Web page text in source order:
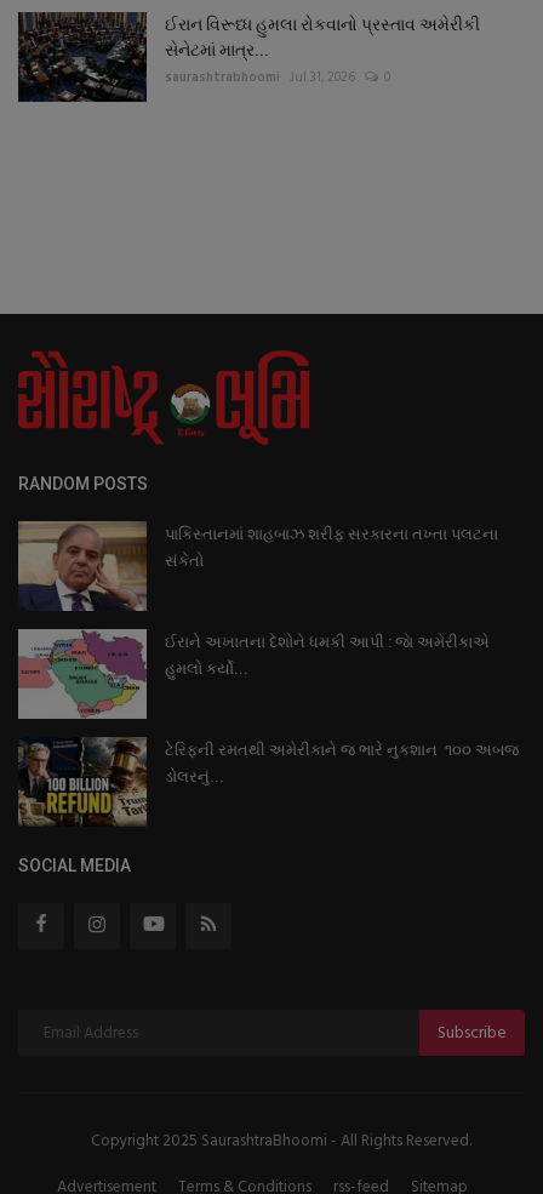
ઈરાન વિરૂધ્ધ હુમલા રોકવાનો પ્રસ્તાવ અમેરીકી
સેનેટમાં માત્ર...
saurashtrabhoomi Jul 31, 2026 0
RANDOM POSTS
પાકિસ્તાનમાં શાહબાઝ શરીફ સરકારના તખ્તા પલટના
સંકેતો
ઈરાને અખાતના દેશોને ધમકી આપી : જાે અમેરીકાએ
હુમલો કર્યો...
ટેરિફની રમતથી અમેરીકાને જ ભારે નુકશાન ૧૦૦ અબજ
ડોલરનું...
SOCIAL MEDIA
Subscribe
Copyright 2025 SaurashtraBhoomi - All Rights Reserved.
Advertisement
Terms & Conditions rss-feed Sitemap